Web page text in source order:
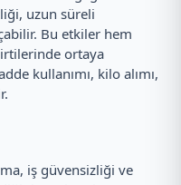
uzun süreli
Bu etkiler hem
ortaya
kullanımı, kilo alımı,
iş güvensizliği ve